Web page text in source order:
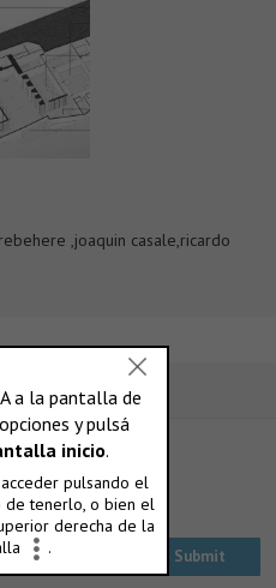
,joaquin casale,ricardo
con